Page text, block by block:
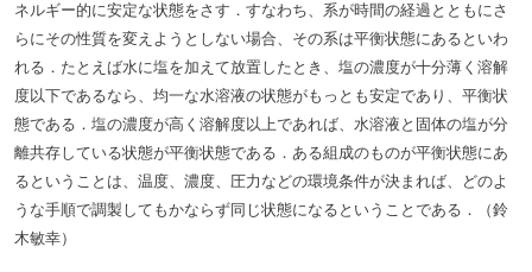
ネルギー的に安定な状態をさす．すなわち、系が時間の経過とともにさ
らにその性質を変えようとしない場合、その系は平衡状態にあるといわ
れる．たとえば水に塩を加えて放置したとき、塩の濃度が十分薄く溶解
度以下であるなら、均一な水溶液の状態がもっとも安定であり、平衡状
態である．塩の濃度が高く溶解度以上であれば、水溶液と固体の塩が分
離共存している状態が平衡状態である．ある組成のものが平衡状態にあ
るということは、温度、濃度、圧力などの環境条件が決まれば、どのよ
うな手順で調製してもかならず同じ状態になるということである．（鈴
木敏幸）